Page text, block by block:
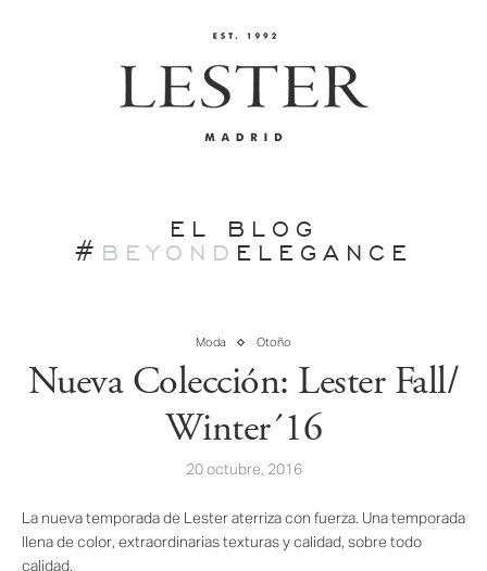
EL BLOG
# BEYOND ELEGANCE
Moda Otoño
Nueva Colección: Lester Fall/
Winter´16
20 octubre, 2016
La nueva temporada de Lester aterriza con fuerza. Una temporada
llena de color, extraordinarias texturas y calidad, sobre todo
calidad.